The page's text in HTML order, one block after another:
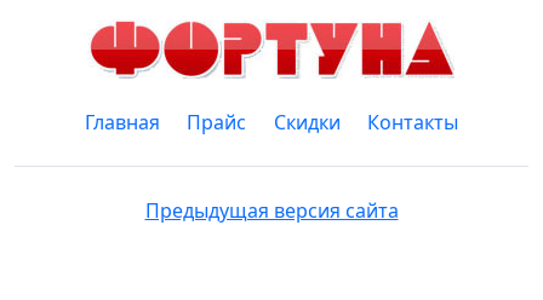
Главная Прайс Скидки Контакты
Предыдущая версия сайта